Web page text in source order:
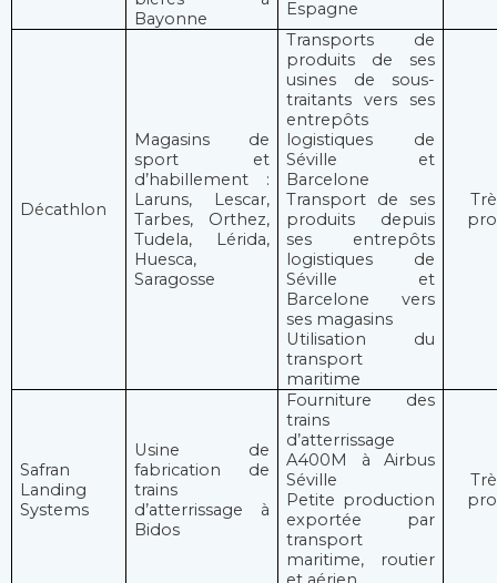
Bayonne
Espagne
Décathlon
Magasins de
sport et
d’habillement :
Laruns, Lescar,
Tarbes, Orthez,
Tudela, Lérida,
Huesca,
Saragosse
Transports de
produits de ses
usines de sous-
traitants vers ses
entrepôts
logistiques de
Séville et
Barcelone
Transport de ses
produits depuis
ses entrepôts
logistiques de
Séville et
Barcelone vers
ses magasins
Utilisation du
transport
maritime
Safran
Landing
Systems
Usine de
fabrication de
trains
d’atterrissage à
Bidos
Fourniture des
trains
d’atterrissage
A400M à Airbus
Séville
Petite production
exportée par
transport
maritime, routier